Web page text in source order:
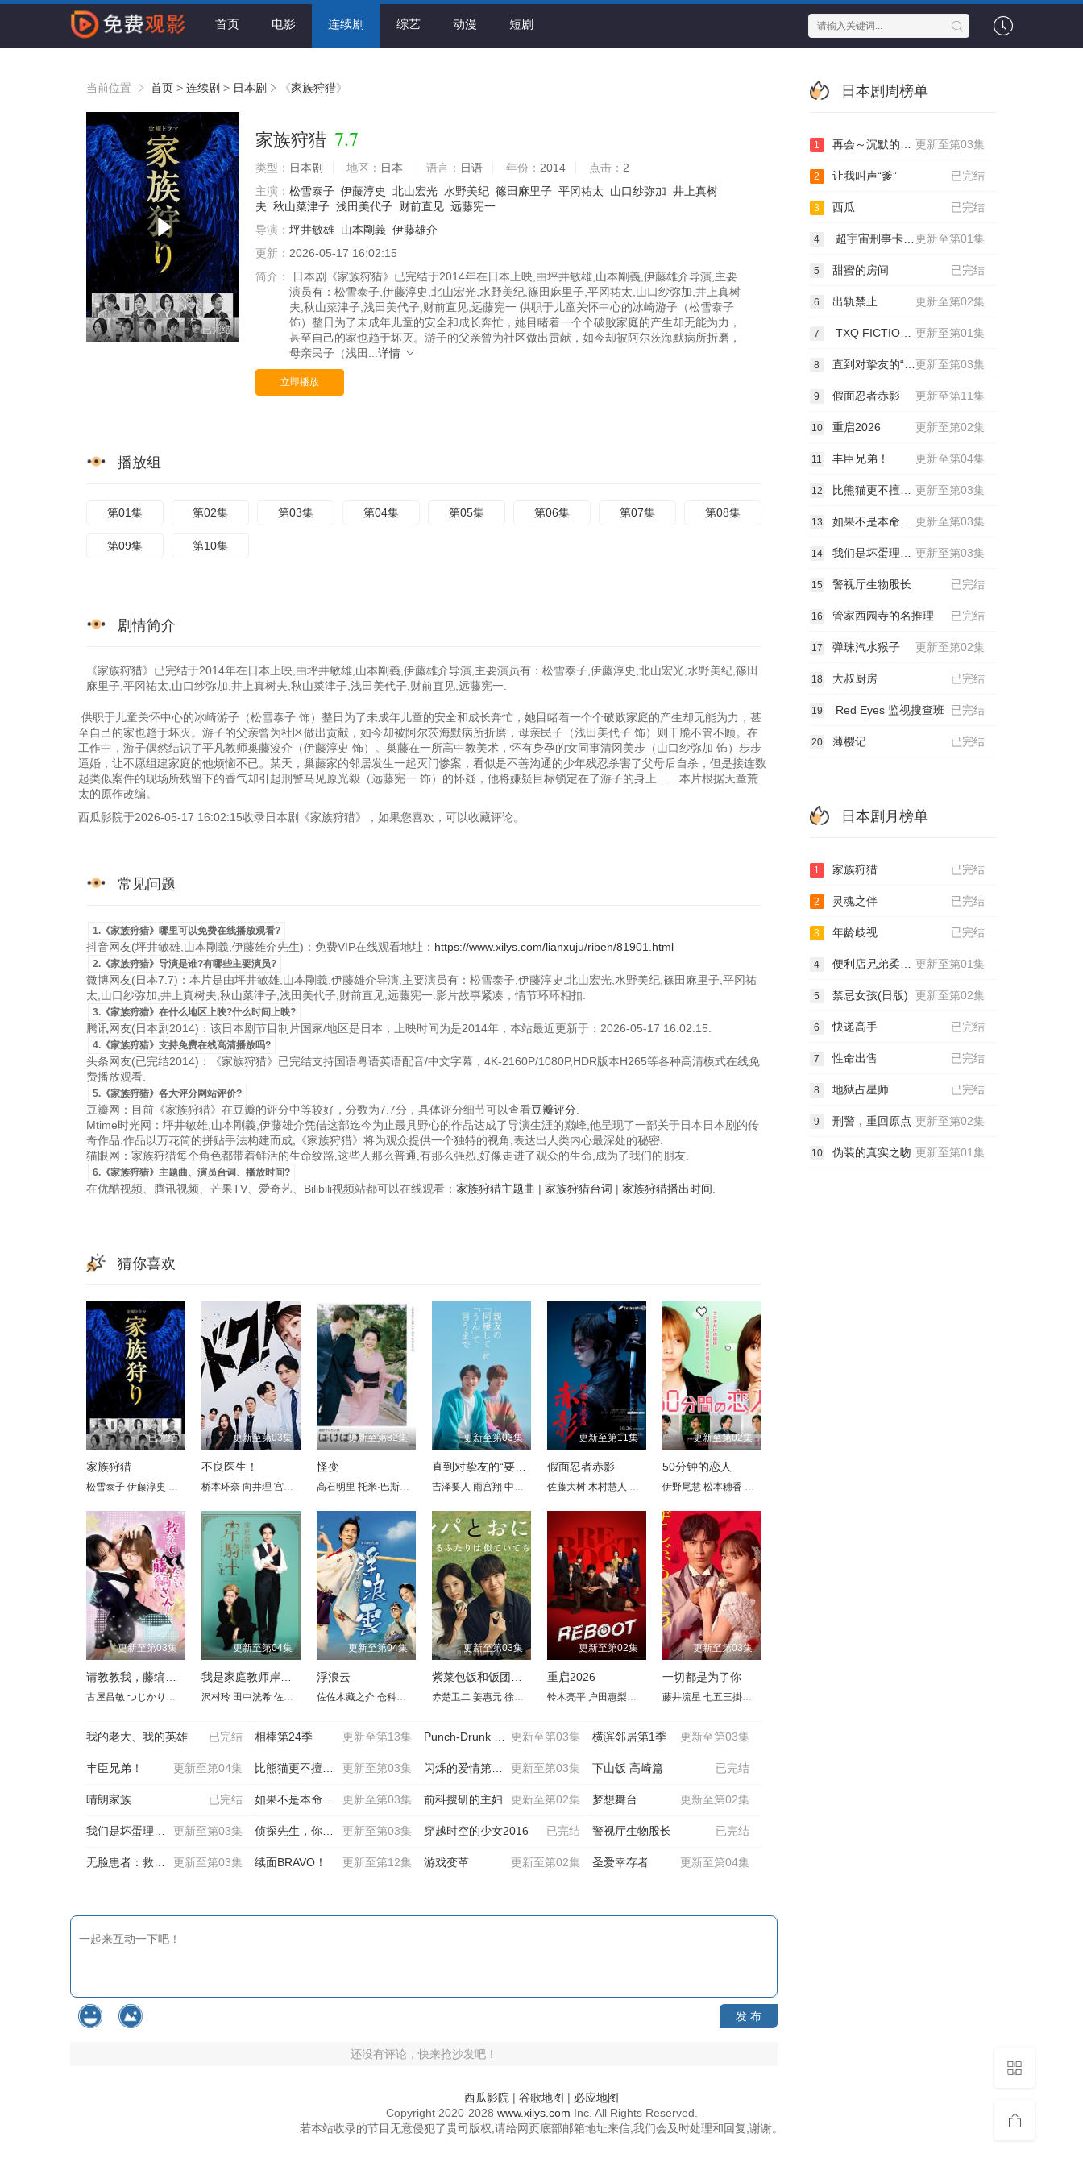
首页 电影 连续剧 综艺 动漫 短剧
当前位置 首页 > 连续剧 > 日本剧 《家族狩猎》
已完结
家族狩猎 7.7
类型： 日本剧 地区： 日本 语言： 日语 年份： 2014 点击： 2
主演： 松雪泰子 伊藤淳史 北山宏光 水野美纪 篠田麻里子 平冈祐太 山口纱弥加 井上真树
夫 秋山菜津子 浅田美代子 财前直见 远藤宪一
导演： 坪井敏雄 山本剛義 伊藤雄介
更新： 2026-05-17 16:02:15
简介：
日本剧《家族狩猎》已完结于2014年在日本上映,由坪井敏雄,山本剛義,伊藤雄介导演,主要
演员有：松雪泰子,伊藤淳史,北山宏光,水野美纪,篠田麻里子,平冈祐太,山口纱弥加,井上真树
夫,秋山菜津子,浅田美代子,财前直见,远藤宪一 供职于儿童关怀中心的冰崎游子（松雪泰子
饰）整日为了未成年儿童的安全和成长奔忙，她目睹着一个个破败家庭的产生却无能为力，
甚至自己的家也趋于坏灭。游子的父亲曾为社区做出贡献，如今却被阿尔茨海默病所折磨，
母亲民子（浅田... 详情
立即播放
播放组
第01集 第02集 第03集 第04集 第05集 第06集 第07集 第08集
第09集 第10集
剧情简介
《家族狩猎》已完结于2014年在日本上映,由坪井敏雄,山本剛義,伊藤雄介导演,主要演员有：松雪泰子,伊藤淳史,北山宏光,水野美纪,篠田
麻里子,平冈祐太,山口纱弥加,井上真树夫,秋山菜津子,浅田美代子,财前直见,远藤宪一.
供职于儿童关怀中心的冰崎游子（松雪泰子 饰）整日为了未成年儿童的安全和成长奔忙，她目睹着一个个破败家庭的产生却无能为力，甚
至自己的家也趋于坏灭。游子的父亲曾为社区做出贡献，如今却被阿尔茨海默病所折磨，母亲民子（浅田美代子 饰）则干脆不管不顾。在
工作中，游子偶然结识了平凡教师巢藤浚介（伊藤淳史 饰）。巢藤在一所高中教美术，怀有身孕的女同事清冈美步（山口纱弥加 饰）步步
逼婚，让不愿组建家庭的他烦恼不已。某天，巢藤家的邻居发生一起灭门惨案，看似是不善沟通的少年残忍杀害了父母后自杀，但是接连数
起类似案件的现场所残留下的香气却引起刑警马见原光毅（远藤宪一 饰）的怀疑，他将嫌疑目标锁定在了游子的身上……本片根据天童荒
太的原作改编。
西瓜影院于2026-05-17 16:02:15收录日本剧《家族狩猎》，如果您喜欢，可以收藏评论。
常见问题
1.《家族狩猎》哪里可以免费在线播放观看?
抖音网友(坪井敏雄,山本剛義,伊藤雄介先生)：免费VIP在线观看地址： https://www.xilys.com/lianxuju/riben/81901.html
2.《家族狩猎》导演是谁?有哪些主要演员?
微博网友(日本7.7)：本片是由坪井敏雄,山本剛義,伊藤雄介导演,主要演员有：松雪泰子,伊藤淳史,北山宏光,水野美纪,篠田麻里子,平冈祐
太,山口纱弥加,井上真树夫,秋山菜津子,浅田美代子,财前直见,远藤宪一.影片故事紧凑，情节环环相扣.
3.《家族狩猎》在什么地区上映?什么时间上映?
腾讯网友(日本剧2014)：该日本剧节目制片国家/地区是日本，上映时间为是2014年，本站最近更新于：2026-05-17 16:02:15.
4.《家族狩猎》支持免费在线高清播放吗?
头条网友(已完结2014)：《家族狩猎》已完结支持国语粤语英语配音/中文字幕，4K-2160P/1080P,HDR版本H265等各种高清模式在线免
费播放观看.
5.《家族狩猎》各大评分网站评价?
豆瓣网：目前《家族狩猎》在豆瓣的评分中等较好，分数为7.7分，具体评分细节可以查看豆瓣评分
Mtime时光网：坪井敏雄,山本剛義,伊藤雄介凭借这部迄今为止最具野心的作品达成了导演生涯的巅峰,他呈现了一部关于日本日本剧的传
奇作品.作品以万花筒的拼贴手法构建而成,《家族狩猎》将为观众提供一个独特的视角,表达出人类内心最深处的秘密.
猫眼网：家族狩猎每个角色都带着鲜活的生命纹路,这些人那么普通,有那么强烈,好像走进了观众的生命,成为了我们的朋友.
6.《家族狩猎》主题曲、演员台词、播放时间?
在优酷视频、腾讯视频、芒果TV、爱奇艺、Bilibili视频站都可以在线观看： 家族狩猎主题曲 | 家族狩猎台词 | 家族狩猎播出时间
猜你喜欢
已完结
家族狩猎
松雪泰子 伊藤淳史 北山宏光 水野美纪 篠田麻里子 平冈祐太 山口纱弥加 井上真树夫 秋山菜津子 浅田美代子 财前直见 远藤宪一
更新至第03集
不良医生！
桥本环奈 向井理 宫世琉弥 Ryubi MiyaseI 吉田钢太郎 音尾琢真 许丰凡 内田理央 大谷亮平 大塚宁宁
更新至第82集
怪变
高石明里 托米·巴斯托 冈部敬史 池胁千鹤 小日向文世 宽一郎 圆井湾 佐藤穗奈美 佐野史郎 福地美晴
更新至第03集
直到对挚友的“要不要同居”说出“好”
吉泽要人 雨宫翔 中山翔贵 平木幹太 小方蒼介 真濑树里 古屋吕敏 柳原晴郎
更新至第11集
假面忍者赤影
佐藤大树 木村慧人 加藤谅 忍成修吾 柄本时生 田崎敬浩
更新至第02集
50分钟的恋人
伊野尾慧 松本穗香 味方良介
更新至第03集
古屋吕敏 つじかりん 岛津见
更新至第04集
我是家庭教师岸骑士
沢村玲 田中洸希 佐藤江梨子 宫泽佑 井上想良 八神庆仁郎 樱木雅哉 長田拓郎 嵐翔真
更新至第04集
浮浪云
佐佐木藏之介 仓科加奈 尾形一成 川原瑛都 渡部豪太 中越典子 六平直政 佐户井贤太 前野朋哉 入山法子
更新至第03集
赤楚卫二 姜惠元 徐睿知 方银姬 游井亮子 中岛博子 三浦诚己 渡边真起子
更新至第02集
重启2026
铃木亮平 户田惠梨香 永濑廉 莳田彩珠 中川大辅
更新至第03集
一切都是为了你
藤井流星 七五三掛龙也
已完结
我的老大、我的英雄 更新至第13集
相棒第24季 更新至第03集
Punch-Drunk Woman-离越狱还有××天- 更新至第03集
横滨邻居第1季
更新至第04集
丰臣兄弟！ 更新至第03集
比熊猫更不擅长恋爱的我们 更新至第03集
闪烁的爱情第二季 已完结
下山饭 高崎篇
已完结
晴朗家族 更新至第03集
如果不是本命就好了 更新至第02集
前科搜研的主妇 更新至第02集
梦想舞台
更新至第03集
我们是坏蛋理发师 更新至第03集
侦探先生，你的背包开着呢 已完结
穿越时空的少女2016 已完结
警视厅生物股长
更新至第03集
无脸患者：救赎或是审判 更新至第12集
续面BRAVO！ 更新至第02集
游戏变革 更新至第04集
圣爱幸存者
发 布
还没有评论，快来抢沙发吧！
日本剧周榜单
更新至第03集
1 再会～沉默的真相～
已完结
2 让我叫声“爹”
已完结
3 西瓜
更新至第01集
4 超宇宙刑事卡邦 无限
已完结
5 甜蜜的房间
更新至第02集
6 出轨禁止
更新至第01集
7 TXQ FICTION 神木隆之介
更新至第03集
8 直到对挚友的“要不要同居”说出“好”
更新至第11集
9 假面忍者赤影
更新至第02集
10 重启2026
更新至第04集
11 丰臣兄弟！
更新至第03集
12 比熊猫更不擅长恋爱的我们
更新至第03集
13 如果不是本命就好了
更新至第03集
14 我们是坏蛋理发师
已完结
15 警视厅生物股长
已完结
16 管家西园寺的名推理
更新至第02集
17 弹珠汽水猴子
已完结
18 大叔厨房
已完结
19 Red Eyes 监视搜查班
已完结
20 薄樱记
日本剧月榜单
已完结
1 家族狩猎
已完结
2 灵魂之伴
已完结
3 年龄歧视
更新至第01集
4 便利店兄弟柔情便利店门司港小金村门市
更新至第02集
5 禁忌女孩(日版)
已完结
6 快递高手
已完结
7 性命出售
已完结
8 地狱占星师
更新至第02集
9 刑警，重回原点
更新至第01集
10 伪装的真实之吻
西瓜影院 | 谷歌地图 | 必应地图
Copyright 2020-2028 www.xilys.com Inc. All Rights Reserved.
若本站收录的节目无意侵犯了贵司版权,请给网页底部邮箱地址来信,我们会及时处理和回复,谢谢。